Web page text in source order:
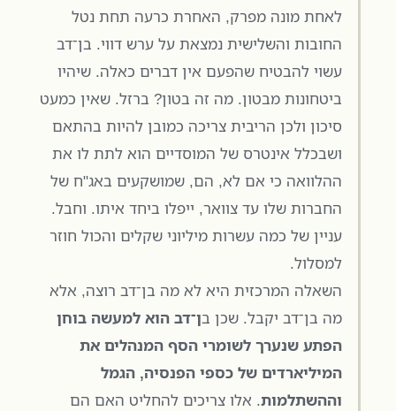
לאחת מונה מפרק, האחרת כרעה תחת נטל
החובות והשלישית נמצאת על ערש דווי. בן־דב
עשוי להבטיח שהפעם אין דברים כאלה. שיהיו
ביטחונות מבטון. מה זה בטון? ברזל. שאין כמעט
סיכון ולכן הריבית צריכה כמובן להיות בהתאם
ושבכלל אינטרס של המוסדיים הוא לתת לו את
ההלוואה כי אם לא, הם, שמושקעים באג"ח של
החברות שלו עד צוואר, ייפלו ביחד איתו. וחבל.
עניין של כמה עשרות מיליוני שקלים והכול חוזר
למסלול.
השאלה המרכזית היא לא מה בן־דב רוצה, אלא
מה בן־דב יקבל. שכן בן־דב הוא למעשה בוחן
הפתע שנערך לשומרי הסף המנהלים את
המיליארדים של כספי הפנסיה, הגמל
וההשתלמות. אלו צריכים להחליט האם הם